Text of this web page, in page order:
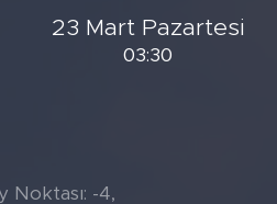
23 Mart Pazartesi
03:30
Noktası: -4,